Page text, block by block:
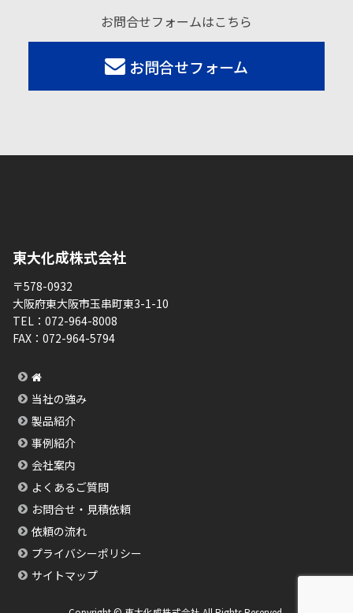
お問合せフォームはこちら
お問合せフォーム
東大化成株式会社
〒578-0932
大阪府東大阪市玉串町東3-1-10
TEL： 072-964-8008
FAX： 072-964-5794
当社の強み
製品紹介
事例紹介
会社案内
よくあるご質問
お問合せ・見積依頼
依頼の流れ
プライバシーポリシー
サイトマップ